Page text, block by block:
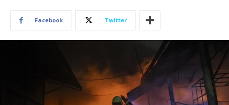
Facebook Twitter